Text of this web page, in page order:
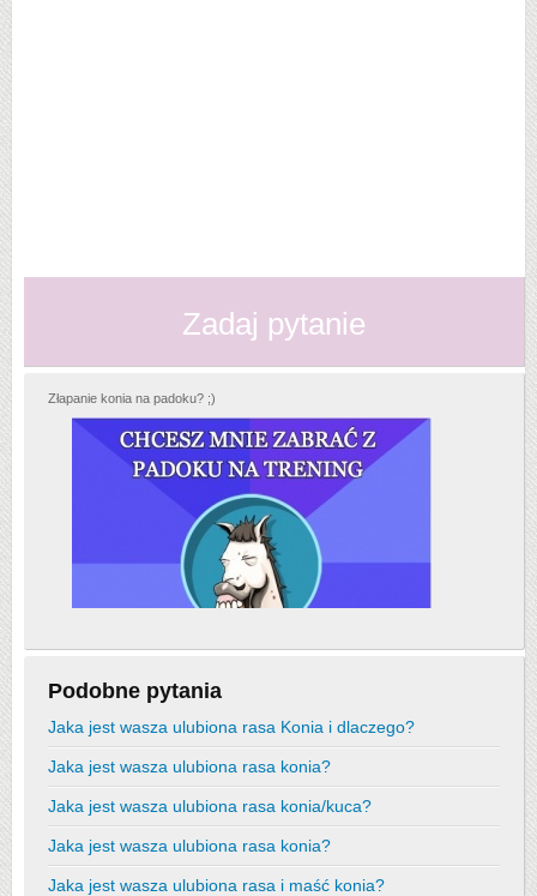
Zadaj pytanie
Złapanie konia na padoku? ;)
Podobne pytania
Jaka jest wasza ulubiona rasa Konia i dlaczego?
Jaka jest wasza ulubiona rasa konia?
Jaka jest wasza ulubiona rasa konia/kuca?
Jaka jest wasza ulubiona rasa konia?
Jaka jest wasza ulubiona rasa i maść konia?